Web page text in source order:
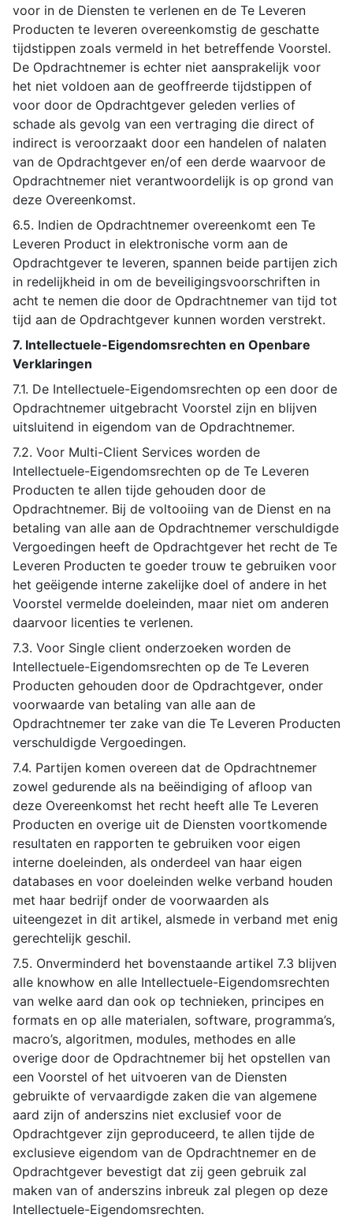
voor in de Diensten te verlenen en de Te Leveren
Producten te leveren overeenkomstig de geschatte
tijdstippen zoals vermeld in het betreffende Voorstel.
De Opdrachtnemer is echter niet aansprakelijk voor
het niet voldoen aan de geoffreerde tijdstippen of
voor door de Opdrachtgever geleden verlies of
schade als gevolg van een vertraging die direct of
indirect is veroorzaakt door een handelen of nalaten
van de Opdrachtgever en/of een derde waarvoor de
Opdrachtnemer niet verantwoordelijk is op grond van
deze Overeenkomst.
6.5. Indien de Opdrachtnemer overeenkomt een Te
Leveren Product in elektronische vorm aan de
Opdrachtgever te leveren, spannen beide partijen zich
in redelijkheid in om de beveiligingsvoorschriften in
acht te nemen die door de Opdrachtnemer van tijd tot
tijd aan de Opdrachtgever kunnen worden verstrekt.
7. Intellectuele-Eigendomsrechten en Openbare
Verklaringen
7.1. De Intellectuele-Eigendomsrechten op een door de
Opdrachtnemer uitgebracht Voorstel zijn en blijven
uitsluitend in eigendom van de Opdrachtnemer.
7.2. Voor Multi-Client Services worden de
Intellectuele-Eigendomsrechten op de Te Leveren
Producten te allen tijde gehouden door de
Opdrachtnemer. Bij de voltooiing van de Dienst en na
betaling van alle aan de Opdrachtnemer verschuldigde
Vergoedingen heeft de Opdrachtgever het recht de Te
Leveren Producten te goeder trouw te gebruiken voor
het geëigende interne zakelijke doel of andere in het
Voorstel vermelde doeleinden, maar niet om anderen
daarvoor licenties te verlenen.
7.3. Voor Single client onderzoeken worden de
Intellectuele-Eigendomsrechten op de Te Leveren
Producten gehouden door de Opdrachtgever, onder
voorwaarde van betaling van alle aan de
Opdrachtnemer ter zake van die Te Leveren Producten
verschuldigde Vergoedingen.
7.4. Partijen komen overeen dat de Opdrachtnemer
zowel gedurende als na beëindiging of afloop van
deze Overeenkomst het recht heeft alle Te Leveren
Producten en overige uit de Diensten voortkomende
resultaten en rapporten te gebruiken voor eigen
interne doeleinden, als onderdeel van haar eigen
databases en voor doeleinden welke verband houden
met haar bedrijf onder de voorwaarden als
uiteengezet in dit artikel, alsmede in verband met enig
gerechtelijk geschil.
7.5. Onverminderd het bovenstaande artikel 7.3 blijven
alle knowhow en alle Intellectuele-Eigendomsrechten
van welke aard dan ook op technieken, principes en
formats en op alle materialen, software, programma’s,
macro’s, algoritmen, modules, methodes en alle
overige door de Opdrachtnemer bij het opstellen van
een Voorstel of het uitvoeren van de Diensten
gebruikte of vervaardigde zaken die van algemene
aard zijn of anderszins niet exclusief voor de
Opdrachtgever zijn geproduceerd, te allen tijde de
exclusieve eigendom van de Opdrachtnemer en de
Opdrachtgever bevestigt dat zij geen gebruik zal
maken van of anderszins inbreuk zal plegen op deze
Intellectuele-Eigendomsrechten.